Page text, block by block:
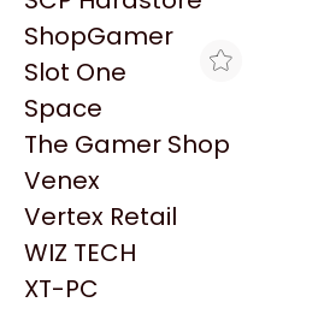
PowerColor
Razer
Redragon
Samsung
Sandisk
Sapphire
Seagate
Sentey
Solarmax
ShopGamer
Slot One
Space
The Gamer Shop
Venex
Vertex Retail
WIZ TECH
XT-PC
Explorá más productos similares
BRACATECH
MOTHERBOARD MSI PRO
DDR5
$439.086